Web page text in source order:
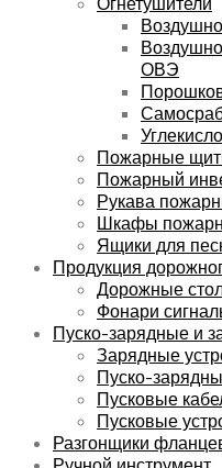
ОВЭ
Пожарные
Пожарный
Рукава
Шкафы
Ящики для
Продукция
Дорожные
Фонари
Пуско-зарядные и
Зарядные
Пуско-
Пусковые
Пусковые
Разгонщики